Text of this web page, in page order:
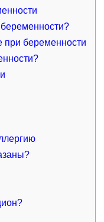
при беременности